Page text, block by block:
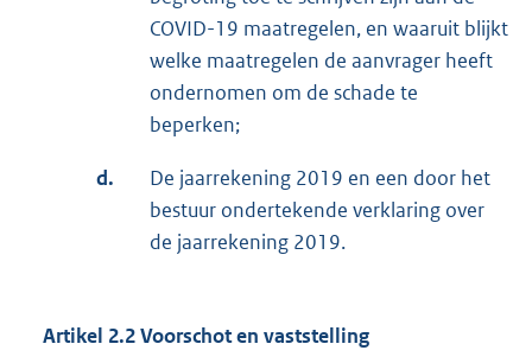
COVID-19 maatregelen, en waaruit blijkt
welke maatregelen de aanvrager heeft
ondernomen om de schade te
beperken;
d.
De jaarrekening 2019 en een door het
bestuur ondertekende verklaring over
de jaarrekening 2019.
Artikel 2.2 Voorschot en vaststelling